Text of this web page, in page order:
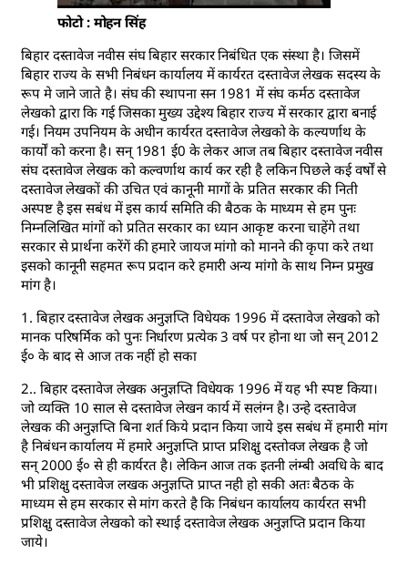
फोटो : मोहन सिंह
बिहार दस्तावेज नवीस संघ बिहार सरकार निबंधित एक संस्था है। जिसमें
बिहार राज्य के सभी निबंधन कार्यालय में कार्यरत दस्तावेज लेखक सदस्य के
रूप मे जाने जाते है। संघ की स्थापना सन 1981 में संघ कर्मठ दस्तावेज
लेखको द्वारा कि गई जिसका मुख्य उद्देश्य बिहार राज्य में सरकार द्वारा बनाई
गई। नियम उपनियम के अधीन कार्यरत दस्तावेज लेखको के कल्यर्णाथ के
कार्यों को करना है। सन् 1981 ई0 के लेकर आज तब बिहार दस्तावेज नवीस
संघ दस्तावेज लेखक को कल्वर्णाथ कार्य कर रही है लकिन पिछले कई वर्षों से
दस्तावेज लेखकों की उचित एवं कानूनी मागों के प्रतित सरकार की निती
अस्पष्ट है इस सबंध में इस कार्य समिति की बैठक के माध्यम से हम पुनः
निम्नलिखित मांगों को प्रतित सरकार का ध्यान आकृष्ट करना चाहेंगे तथा
सरकार से प्रार्थना करेंगें की हमारे जायज मांगो को मानने की कृपा करे तथा
इसको कानूनी सहमत रूप प्रदान करे हमारी अन्य मांगो के साथ निम्न प्रमुख
मांग है।
1. बिहार दस्तावेज लेखक अनुज्ञप्ति विधेयक 1996 में दस्तावेज लेखको को
मानक परिषर्मिक को पुनः निर्धारण प्रत्येक 3 वर्ष पर होना था जो सन् 2012
ई० के बाद से आज तक नहीं हो सका
2.. बिहार दस्तावेज लेखक अनुज्ञप्ति विधेयक 1996 में यह भी स्पष्ट किया।
जो व्यक्ति 10 साल से दस्तावेज लेखन कार्य में सलंग्न है। उन्हे दस्तावेज
लेखक की अनुज्ञप्ति बिना शर्त किये प्रदान किया जाये इस सबंध में हमारी मांग
है निबंधन कार्यालय में हमारे अनुज्ञप्ति प्राप्त प्रशिक्षु दस्तोवज लेखक है जो
सन् 2000 ई० से ही कार्यरत है। लेकिन आज तक इतनी लंम्बी अवधि के बाद
भी प्रशिक्षु दस्तावेज लखक अनुज्ञप्ति प्राप्त नही हो सकी अतः बैठक के
माध्यम से हम सरकार से मांग करते है कि निबंधन कार्यालय कार्यरत सभी
प्रशिक्षु दस्तावेज लेखको को स्थाई दस्तावेज लेखक अनुज्ञप्ति प्रदान किया
जाये।